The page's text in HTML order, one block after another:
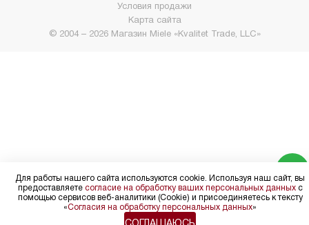
© 2004 – 2026 Магазин Miele «Kvalitet Trade, LLC»
Условия продажи
Карта сайта
Для работы нашего сайта используются cookie. Используя наш сайт, вы
предоставляете согласие на обработку ваших персональных данныхс
помощью сервисов веб-аналитики (Cookie) и присоединяетесь к тексту
«Согласия на обработку персональных данных»